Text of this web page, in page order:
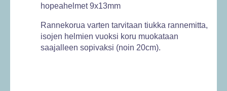
hopeahelmet 9x13mm
Rannekorua varten tarvitaan tiukka rannemitta,
isojen helmien vuoksi koru muokataan
saajalleen sopivaksi (noin 20cm).